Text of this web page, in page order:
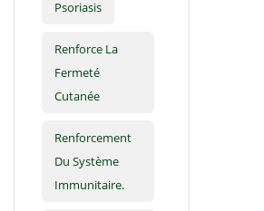
Psoriasis
Renforce La
Fermeté
Cutanée
Renforcement
Du Système
Immunitaire.